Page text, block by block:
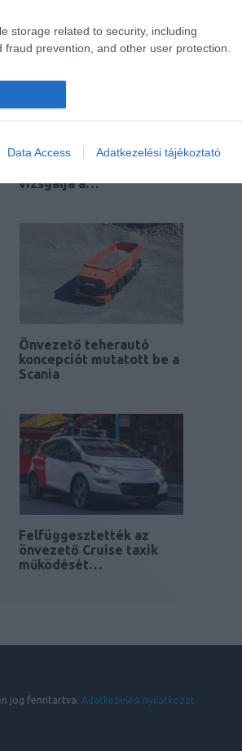
storage related to security, including
fraud prevention, and other user protection.
Data Access Adatkezelési tájékoztató
Egy BMW iX gyári
vizsgálja a…
Önvezető teherautó
koncepciót mutatott be a
Scania
Felfüggesztették az
önvezető Cruise taxik
működését…
jog fenntartva. Adatkezelési nyilatkozat